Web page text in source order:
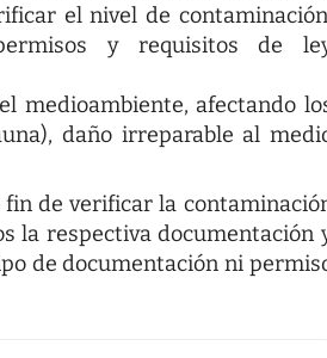
el nivel de
y requisitos de
medioambiente, afectando
daño irreparable al
fin de verificar la
la respectiva documentación
de documentación ni